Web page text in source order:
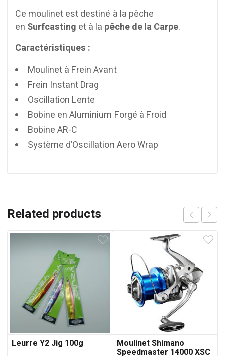
Ce moulinet est destiné à la pêche
en Surfcasting et à la pêche de la Carpe.
Caractéristiques :
Moulinet à Frein Avant
Frein Instant Drag
Oscillation Lente
Bobine en Aluminium Forgé à Froid
Bobine AR-C
Système d’Oscillation Aero Wrap
Related products
Leurre Y2 Jig 100g Moulinet Shimano
Speedmaster 14000 XSC